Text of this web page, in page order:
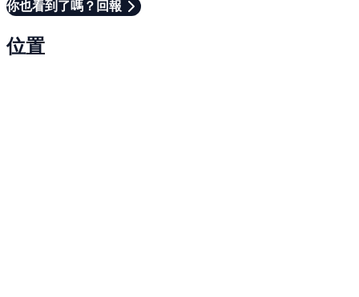
你也看到了嗎？回報
位置